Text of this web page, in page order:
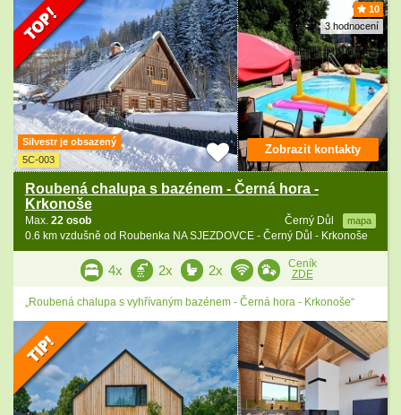
10
3 hodnocení
Silvestr je obsazený
5C-003
Roubená chalupa s bazénem - Černá hora -
Krkonoše
Černý Důl mapa
Max. 22 osob
0.6 km vzdušně od Roubenka NA SJEZDOVCE - Černý Důl - Krkonoše
Zobrazit kontakty
4x 2x 2x
Ceník
ZDE
„Roubená chalupa s vyhřívaným bazénem - Černá hora - Krkonoše“